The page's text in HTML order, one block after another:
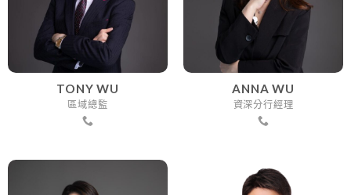
TONY WU
區域總監
ANNA WU
資深分行經理